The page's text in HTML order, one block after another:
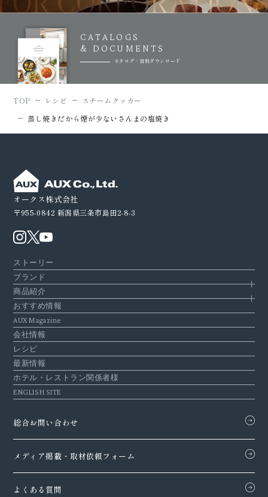
CATALOGS
& DOCUMENTS
カタログ・資料ダウンロード
TOP レシピ
スチームクッカー
蒸し焼きだから煙が少ないさんまの塩焼き
オークス株式会社
〒955-0842 新潟県三条市島田2-8-3
ストーリー
ブランド
商品紹介
おすすめ情報
AUX Magazine
会社情報
レシピ
最新情報
ホテル・レストラン関係者様
ENGLISH SITE
総合お問い合わせ
メディア掲載・取材依頼フォーム
よくある質問